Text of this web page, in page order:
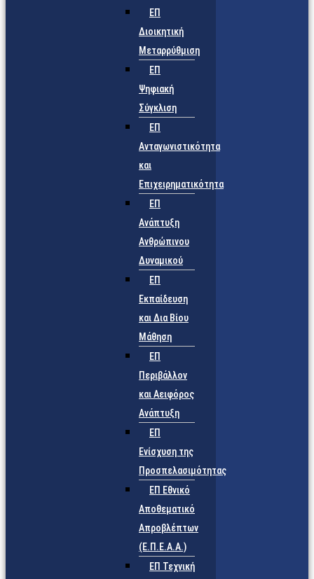
ΕΠ
Διοικητική
Μεταρρύθμιση
ΕΠ
Ψηφιακή
Σύγκλιση
ΕΠ
Ανταγωνιστικότητα
και
Επιχειρηματικότητα
ΕΠ
Ανάπτυξη
Ανθρώπινου
Δυναμικού
ΕΠ
Εκπαίδευση
και Δια Βίου
Μάθηση
ΕΠ
Περιβάλλον
και Αειφόρος
Ανάπτυξη
ΕΠ
Ενίσχυση της
Προσπελασιμότητας
ΕΠ Εθνικό
Αποθεματικό
Απροβλέπτων
(Ε.Π.Ε.Α.Α.)
ΕΠ Τεχνική